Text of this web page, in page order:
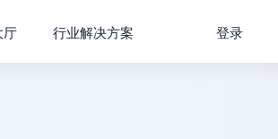
厅 行业解决方案 登录